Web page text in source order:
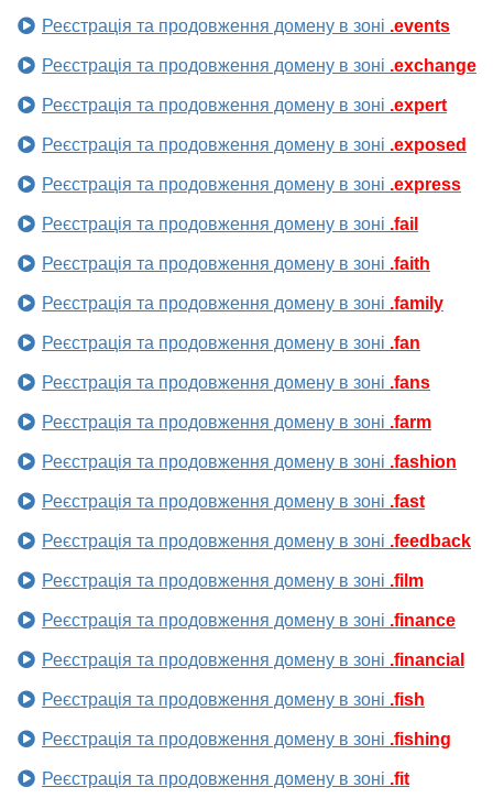
Реєстрація та продовження домену в зоні .events
Реєстрація та продовження домену в зоні .exchange
Реєстрація та продовження домену в зоні .expert
Реєстрація та продовження домену в зоні .exposed
Реєстрація та продовження домену в зоні .express
Реєстрація та продовження домену в зоні .fail
Реєстрація та продовження домену в зоні .faith
Реєстрація та продовження домену в зоні .family
Реєстрація та продовження домену в зоні .fan
Реєстрація та продовження домену в зоні .fans
Реєстрація та продовження домену в зоні .farm
Реєстрація та продовження домену в зоні .fashion
Реєстрація та продовження домену в зоні .fast
Реєстрація та продовження домену в зоні .feedback
Реєстрація та продовження домену в зоні .film
Реєстрація та продовження домену в зоні .finance
Реєстрація та продовження домену в зоні .financial
Реєстрація та продовження домену в зоні .fish
Реєстрація та продовження домену в зоні .fishing
Реєстрація та продовження домену в зоні .fit